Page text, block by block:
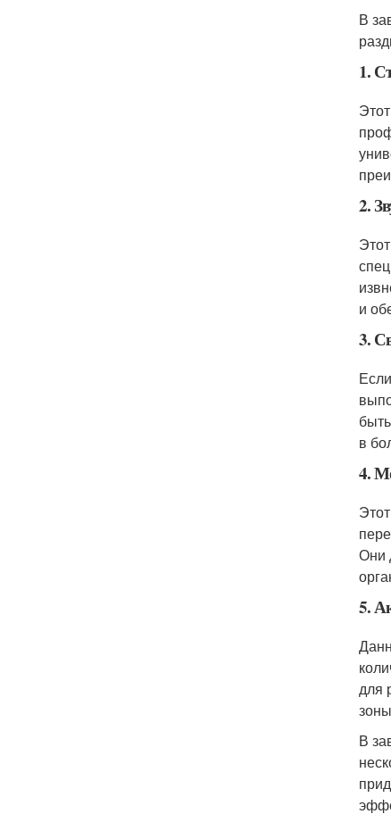
В
1.
2.
и
3.
в
4.
Они
5.
для
В